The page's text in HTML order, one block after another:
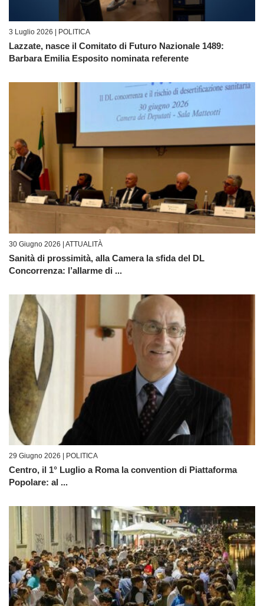
3 Luglio 2026 | POLITICA
Lazzate, nasce il Comitato di Futuro Nazionale 1489:
Barbara Emilia Esposito nominata referente
30 Giugno 2026 | ATTUALITÀ
Sanità di prossimità, alla Camera la sfida del DL
Concorrenza: l’allarme di ...
29 Giugno 2026 | POLITICA
Centro, il 1° Luglio a Roma la convention di Piattaforma
Popolare: al ...